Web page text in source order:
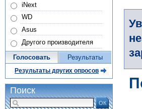
iNext
WD
Asus
Другого производителя
Голосовать Результаты
Результаты других опросов
Поиск
ОК